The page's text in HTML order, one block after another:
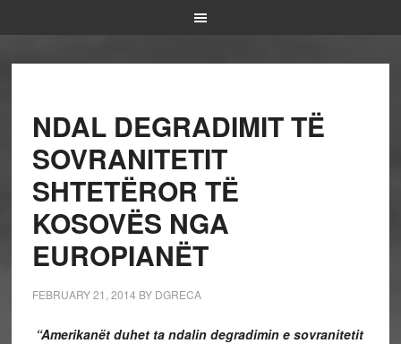
NDAL DEGRADIMIT TË
SOVRANITETIT
SHTETËROR TË
KOSOVËS NGA
EUROPIANËT
FEBRUARY 21, 2014 BY DGRECA
“Amerikanët duhet ta ndalin degradimin e sovranitetit